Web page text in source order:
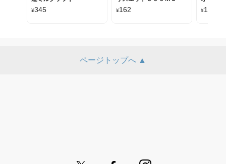
¥345 ¥162
オーガ
¥116
ページトップへ ▲